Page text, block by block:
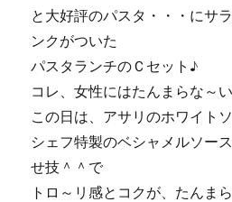
と大好評のパスタ・・・にサ
ンクがついた
パスタランチのＣセット♪
コレ、女性にはたんまらな～
この日は、アサリのホワイト
シェフ特製のベシャメルソー
せ技＾＾で
トロ～リ感とコクが、たんま